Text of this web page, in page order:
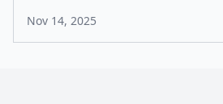
Nov 14, 2025